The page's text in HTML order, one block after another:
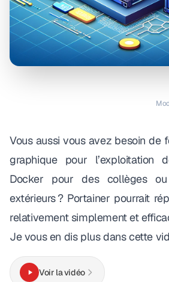
Vous aussi vous avez besoin de
graphique pour l’exploitation
Docker pour des collèges
extérieurs ? Portainer pourrait
relativement simplement et
Je vous en dis plus dans cette
Voir la vidéo